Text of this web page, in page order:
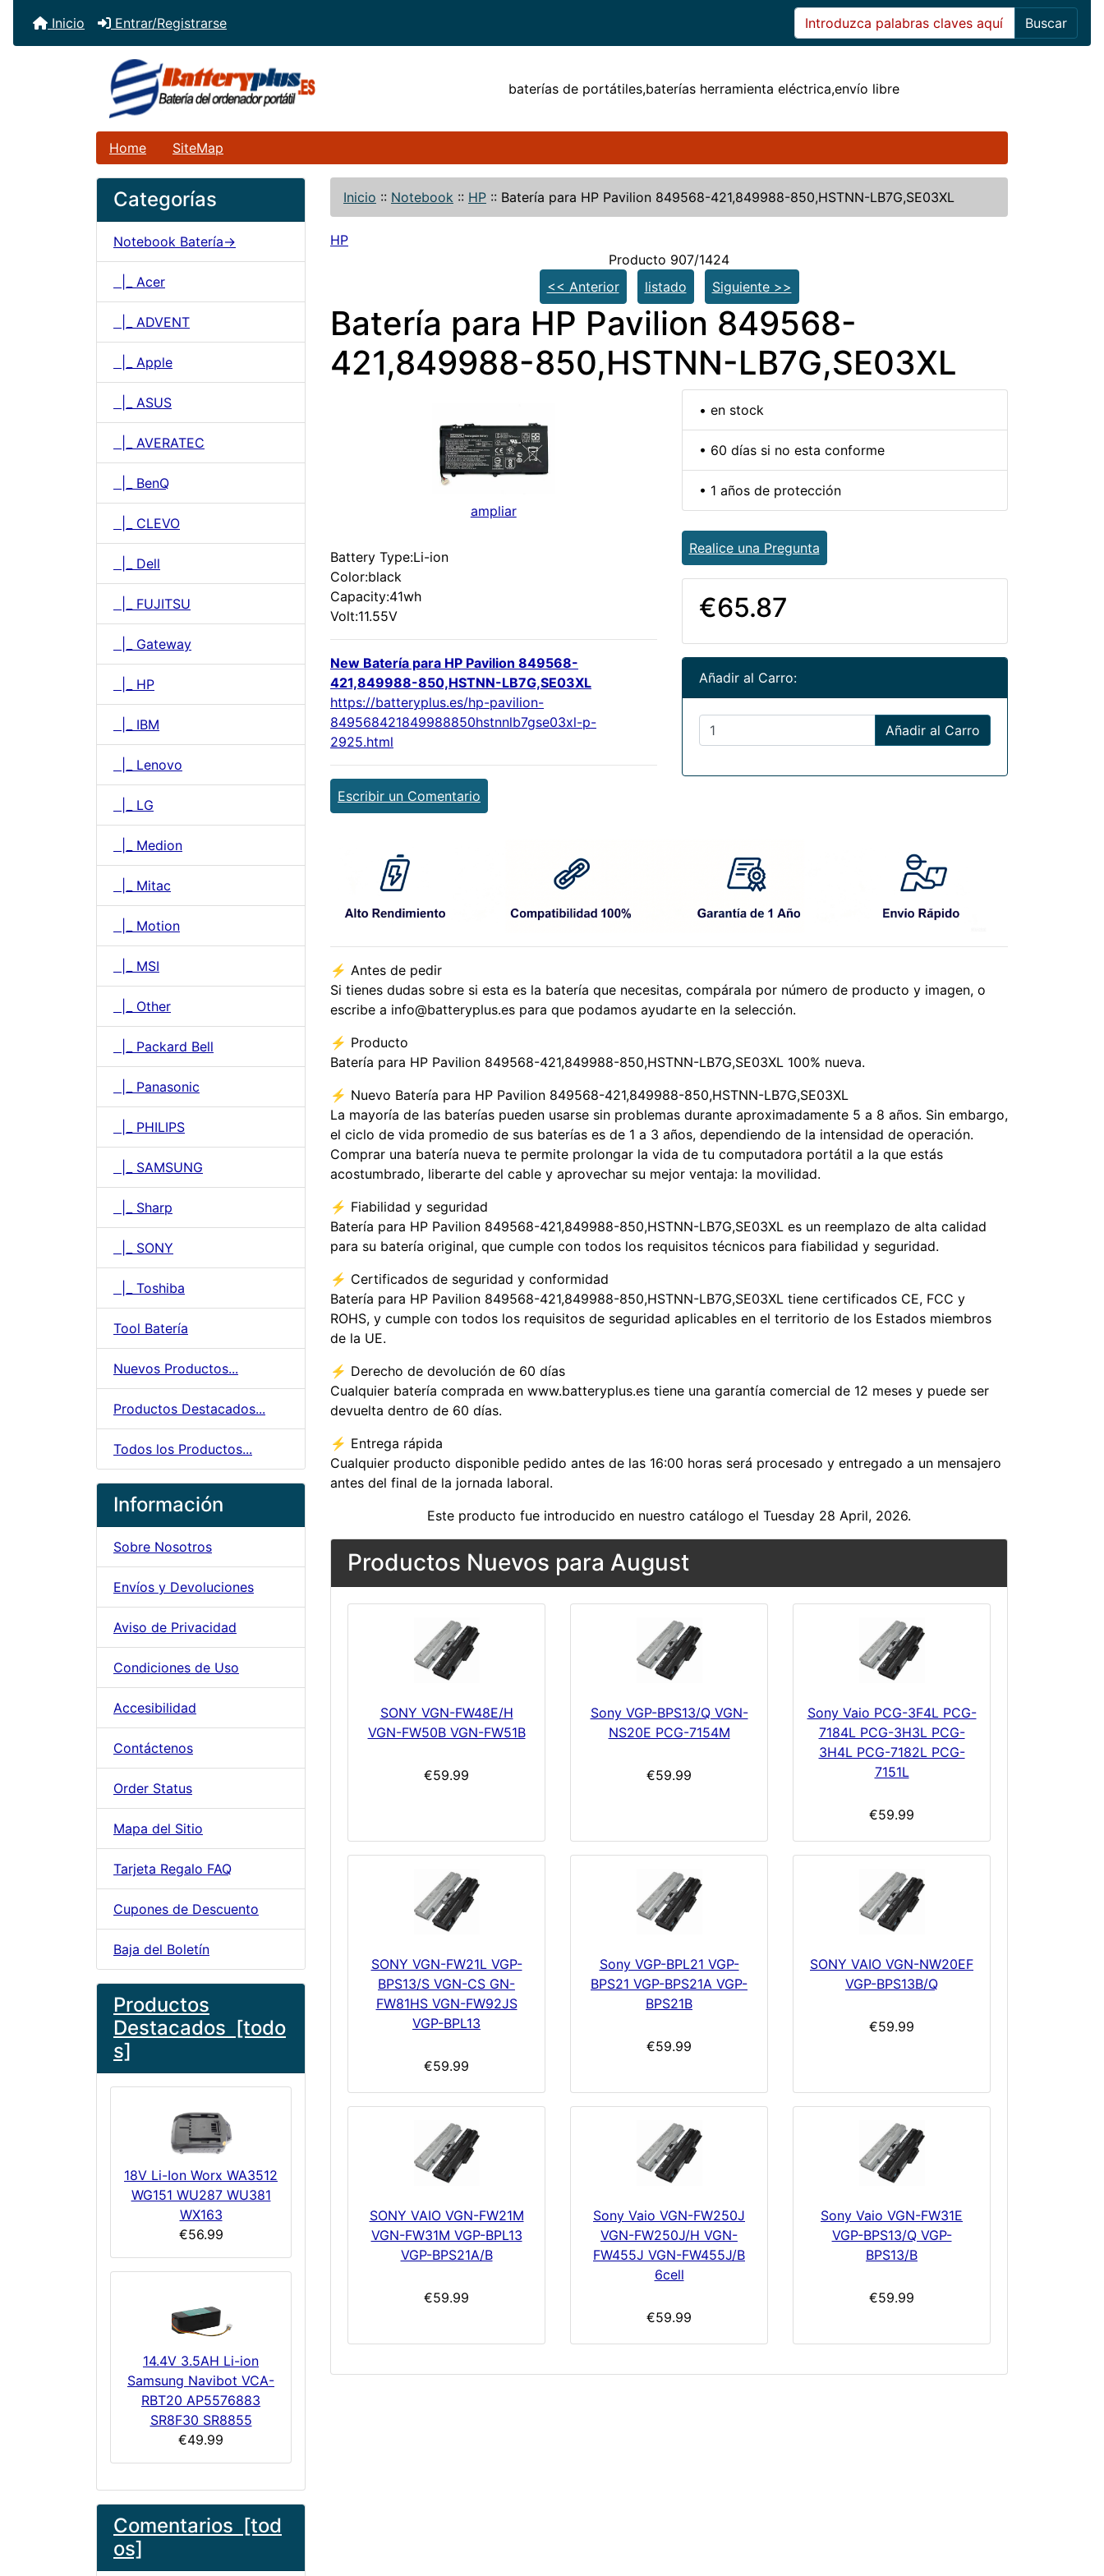
Inicio Entrar/Registrarse Buscar
baterías de portátiles,baterías herramienta eléctrica,envío libre
Home SiteMap
Categorías
Notebook Batería->
|_ Acer
|_ ADVENT
|_ Apple
|_ ASUS
|_ AVERATEC
|_ BenQ
|_ CLEVO
|_ Dell
|_ FUJITSU
|_ Gateway
|_ HP
|_ IBM
|_ Lenovo
|_ LG
|_ Medion
|_ Mitac
|_ Motion
|_ MSI
|_ Other
|_ Packard Bell
|_ Panasonic
|_ PHILIPS
|_ SAMSUNG
|_ Sharp
|_ SONY
|_ Toshiba
Tool Batería
Nuevos Productos...
Productos Destacados...
Todos los Productos...
Información
Sobre Nosotros
Envíos y Devoluciones
Aviso de Privacidad
Condiciones de Uso
Accesibilidad
Contáctenos
Order Status
Mapa del Sitio
Tarjeta Regalo FAQ
Cupones de Descuento
Baja del Boletín
Productos
Destacados [todo
s]
18V Li-Ion Worx WA3512
WG151 WU287 WU381
WX163
€56.99
14.4V 3.5AH Li-ion
Samsung Navibot VCA-
RBT20 AP5576883
SR8F30 SR8855
€49.99
Comentarios [tod
os]
Inicio :: Notebook :: HP :: Batería para HP Pavilion 849568-421,849988-850,HSTNN-LB7G,SE03XL
HP
Producto 907/1424
<< Anterior
listado Siguiente >>
Batería para HP Pavilion 849568-
421,849988-850,HSTNN-LB7G,SE03XL
ampliar
Battery Type:Li-ion
Color:black
Capacity:41wh
Volt:11.55V
New Batería para HP Pavilion 849568-
421,849988-850,HSTNN-LB7G,SE03XL
https://batteryplus.es/hp-pavilion-
849568421849988850hstnnlb7gse03xl-p-
2925.html
Escribir un Comentario
• en stock
• 60 días si no esta conforme
• 1 años de protección
Realice una Pregunta
€65.87
Añadir al Carro:
Añadir al Carro
⚡️ Antes de pedir
Si tienes dudas sobre si esta es la batería que necesitas, compárala por número de producto y imagen, o
escribe a info@batteryplus.es para que podamos ayudarte en la selección.
⚡️ Producto
Batería para HP Pavilion 849568-421,849988-850,HSTNN-LB7G,SE03XL 100% nueva.
⚡️ Nuevo Batería para HP Pavilion 849568-421,849988-850,HSTNN-LB7G,SE03XL
La mayoría de las baterías pueden usarse sin problemas durante aproximadamente 5 a 8 años. Sin embargo,
el ciclo de vida promedio de sus baterías es de 1 a 3 años, dependiendo de la intensidad de operación.
Comprar una batería nueva te permite prolongar la vida de tu computadora portátil a la que estás
acostumbrado, liberarte del cable y aprovechar su mejor ventaja: la movilidad.
⚡️ Fiabilidad y seguridad
Batería para HP Pavilion 849568-421,849988-850,HSTNN-LB7G,SE03XL es un reemplazo de alta calidad
para su batería original, que cumple con todos los requisitos técnicos para fiabilidad y seguridad.
⚡️ Certificados de seguridad y conformidad
Batería para HP Pavilion 849568-421,849988-850,HSTNN-LB7G,SE03XL tiene certificados CE, FCC y
ROHS, y cumple con todos los requisitos de seguridad aplicables en el territorio de los Estados miembros
de la UE.
⚡️ Derecho de devolución de 60 días
Cualquier batería comprada en www.batteryplus.es tiene una garantía comercial de 12 meses y puede ser
devuelta dentro de 60 días.
⚡️ Entrega rápida
Cualquier producto disponible pedido antes de las 16:00 horas será procesado y entregado a un mensajero
antes del final de la jornada laboral.
Este producto fue introducido en nuestro catálogo el Tuesday 28 April, 2026.
Productos Nuevos para August
SONY VGN-FW48E/H
VGN-FW50B VGN-FW51B
€59.99
Sony VGP-BPS13/Q VGN-
NS20E PCG-7154M
€59.99
Sony Vaio PCG-3F4L PCG-
7184L PCG-3H3L PCG-
3H4L PCG-7182L PCG-
7151L
€59.99
SONY VGN-FW21L VGP-
BPS13/S VGN-CS GN-
FW81HS VGN-FW92JS
VGP-BPL13
€59.99
Sony VGP-BPL21 VGP-
BPS21 VGP-BPS21A VGP-
BPS21B
€59.99
SONY VAIO VGN-NW20EF
VGP-BPS13B/Q
€59.99
SONY VAIO VGN-FW21M
VGN-FW31M VGP-BPL13
VGP-BPS21A/B
€59.99
Sony Vaio VGN-FW250J
VGN-FW250J/H VGN-
FW455J VGN-FW455J/B
6cell
€59.99
Sony Vaio VGN-FW31E
VGP-BPS13/Q VGP-
BPS13/B
€59.99